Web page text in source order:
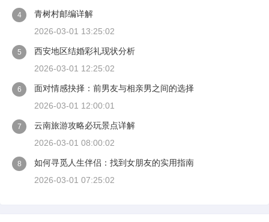
4
青树村邮编详解
2026-03-01 13:25:02
5
西安地区结婚彩礼现状分析
2026-03-01 12:25:02
6
面对情感抉择：前男友与相亲男之间的选择
2026-03-01 12:00:01
7
云南旅游攻略必玩景点详解
2026-03-01 08:00:02
8
如何寻觅人生伴侣：找到女朋友的实用指南
2026-03-01 07:25:02